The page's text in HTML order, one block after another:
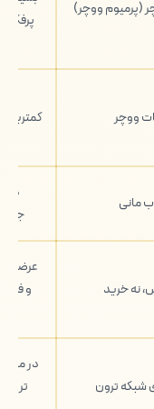
(پرمیوم ووچر)
پرفکت
ووچر کمترین
مانی
در
نه خرید
عرضه
و فقط
شبکه ترون
در
تر